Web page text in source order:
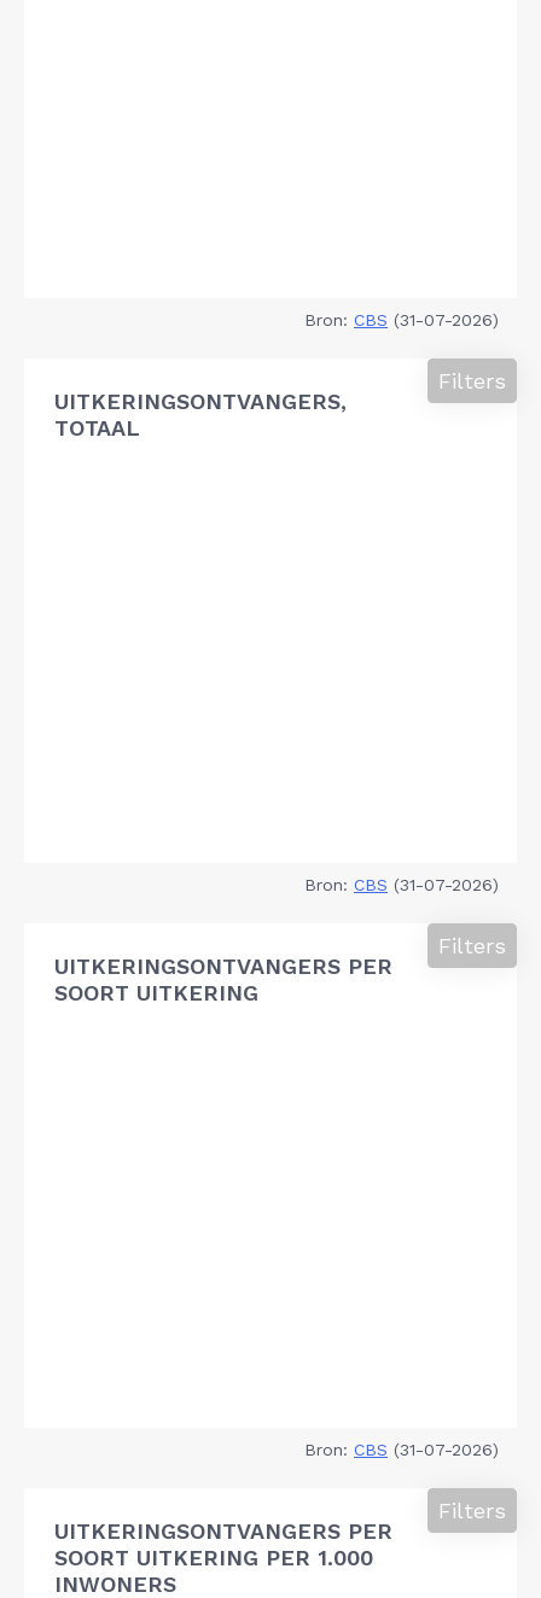
Bron: CBS (31-07-2026)
UITKERINGSONTVANGERS,
TOTAAL
Filters
Bron: CBS (31-07-2026)
UITKERINGSONTVANGERS PER
SOORT UITKERING
Filters
Bron: CBS (31-07-2026)
UITKERINGSONTVANGERS PER
SOORT UITKERING PER 1.000
INWONERS
Filters